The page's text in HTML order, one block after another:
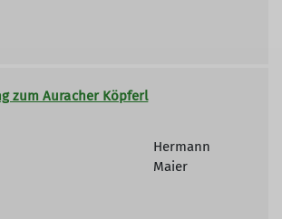
zum Auracher Köpferl
Hermann
Maier